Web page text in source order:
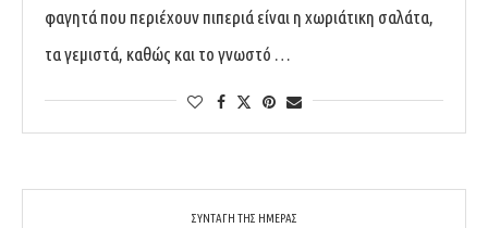
φαγητά που περιέχουν πιπεριά είναι η χωριάτικη σαλάτα,
τα γεμιστά, καθώς και το γνωστό …
ΣΥΝΤΑΓΗ ΤΗΣ ΗΜΕΡΑΣ